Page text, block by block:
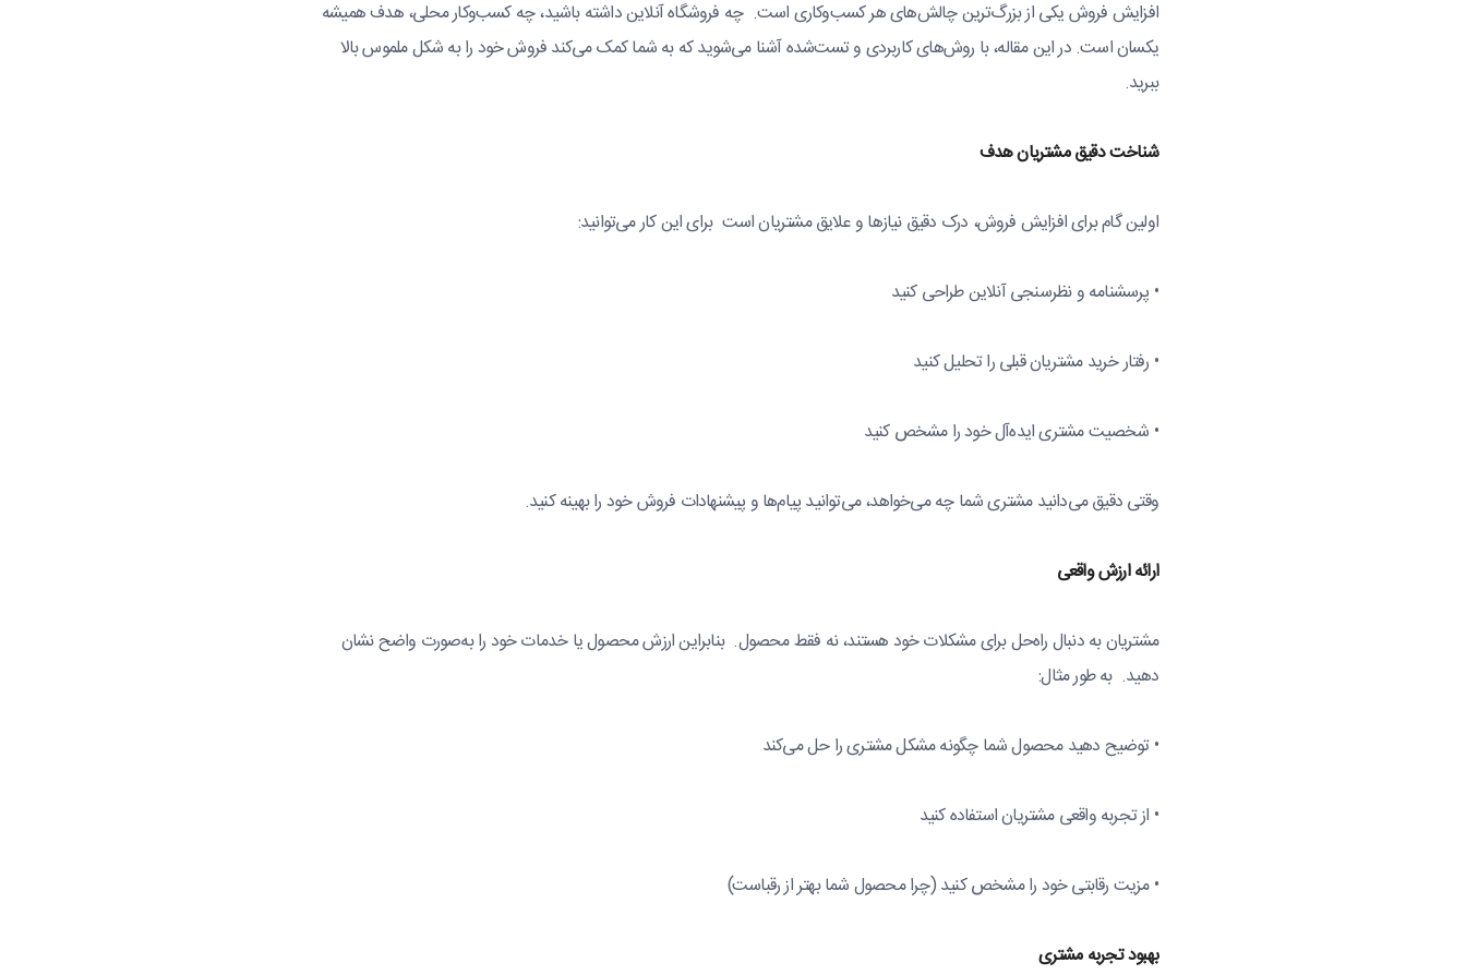
افزایش فروش یکی از بزرگ‌ترین چالش‌های هر کسب‌وکاری است. چه فروشگاه آنلاین داشته باشید، چه کسب‌وکار محلی، هدف همیشه
یکسان است. در این مقاله، با روش‌های کاربردی و تست‌شده آشنا می‌شوید که به شما کمک می‌کند فروش خود را به شکل ملموس بالا
ببرید.
شناختدقیقمشتریانهدف
اولین گام برای افزایش فروش، درک دقیق نیازها و علایق مشتریان است برای این کار می‌توانید:
• پرسشنامه و نظرسنجی آنلاین طراحی کنید
• رفتار خرید مشتریان قبلی را تحلیل کنید
• شخصیت مشتری ایده‌آل خود را مشخص کنید
وقتی دقیق می‌دانید مشتری شما چه می‌خواهد، می‌توانید پیام‌ها و پیشنهادات فروش خود را بهینه کنید.
ارائهارزشواقعی
مشتریان به دنبال راه‌حل برای مشکلات خود هستند، نه فقط محصول. بنابراین ارزش محصول یا خدمات خود را به‌صورت واضح نشان
دهید. به طور مثال‌:
• توضیح دهید محصول شما چگونه مشکل مشتری را حل می‌کند
• از تجربه واقعی مشتریان استفاده کنید
• مزیت رقابتی خود را مشخص کنید (چرا محصول شما بهتر از رقباست)
بهبودتجربه مشتری